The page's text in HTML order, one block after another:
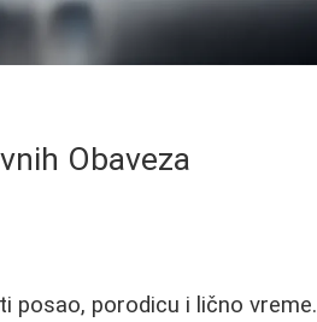
Obaveza
posao, porodicu i lično vreme.